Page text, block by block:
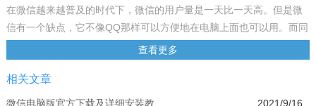
在微信越来越普及的时代下，微信的用户量是一天比一天高。但是微
信有一个缺点，它不像QQ那样可以方便地在电脑上面也可以用。而同
时在电脑上也能使用微信的呼声又越来越大。今天极速小编给大家推
荐微信电脑版，腾讯为了方便各位使用电脑的朋友也能方便使用微
信，推出的微信电脑版。不过微信电脑版只有连天窗口和通讯录功
能，手机上的“发现”功能和“我”功能都不能在电脑版上使用。不过电脑
查看更多
相关文章
2021/9/16
微信电脑版官方下载及详细安装教...